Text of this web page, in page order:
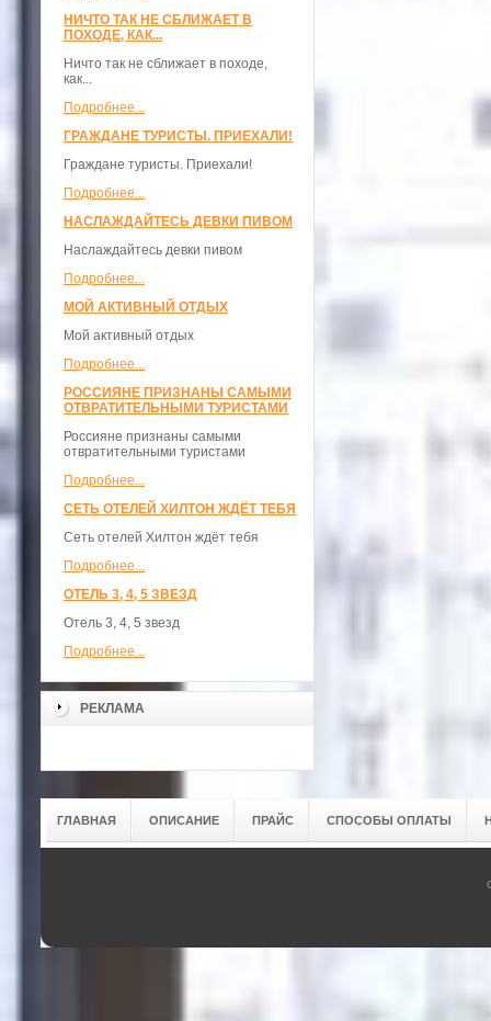
НИЧТО ТАК НЕ СБЛИЖАЕТ В
ПОХОДЕ, КАК...
Ничто так не сближает в походе,
как...
Подробнее...
ГРАЖДАНЕ ТУРИСТЫ. ПРИЕХАЛИ!
Граждане туристы. Приехали!
Подробнее...
НАСЛАЖДАЙТЕСЬ ДЕВКИ ПИВОМ
Наслаждайтесь девки пивом
Подробнее...
МОЙ АКТИВНЫЙ ОТДЫХ
Мой активный отдых
Подробнее...
РОССИЯНЕ ПРИЗНАНЫ САМЫМИ
ОТВРАТИТЕЛЬНЫМИ ТУРИСТАМИ
Россияне признаны самыми
отвратительными туристами
Подробнее...
СЕТЬ ОТЕЛЕЙ ХИЛТОН ЖДЁТ ТЕБЯ
Сеть отелей Хилтон ждёт тебя
Подробнее...
ОТЕЛЬ 3, 4, 5 ЗВЕЗД
Отель 3, 4, 5 звезд
Подробнее...
РЕКЛАМА
ГЛАВНАЯ ОПИСАНИЕ ПРАЙС СПОСОБЫ ОПЛАТЫ